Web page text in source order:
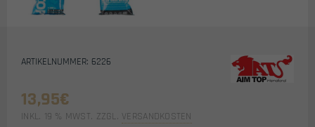
ARTIKELNUMMER: 6226
13,95€
INKL. 19 % MWST. ZZGL. VERSANDKOSTEN